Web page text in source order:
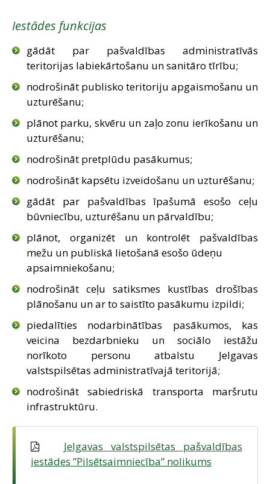
SAZIŅA
Iestādes funkcijas
gādāt par pašvaldības administratīvās
teritorijas labiekārtošanu un sanitāro tīrību;
nodrošināt publisko teritoriju apgaismošanu un
uzturēšanu;
plānot parku, skvēru un zaļo zonu ierīkošanu un
uzturēšanu;
nodrošināt pretplūdu pasākumus;
nodrošināt kapsētu izveidošanu un uzturēšanu;
gādāt par pašvaldības īpašumā esošo ceļu
būvniecību, uzturēšanu un pārvaldību;
plānot, organizēt un kontrolēt pašvaldības
mežu un publiskā lietošanā esošo ūdeņu
apsaimniekošanu;
nodrošināt ceļu satiksmes kustības drošības
plānošanu un ar to saistīto pasākumu izpildi;
piedalīties nodarbinātības pasākumos, kas
veicina bezdarbnieku un sociālo iestāžu
norīkoto personu atbalstu Jelgavas
valstspilsētas administratīvajā teritorijā;
nodrošināt sabiedriskā transporta maršrutu
infrastruktūru.
Jelgavas valstspilsētas pašvaldības
iestādes ”Pilsētsaimniecība” nolikums